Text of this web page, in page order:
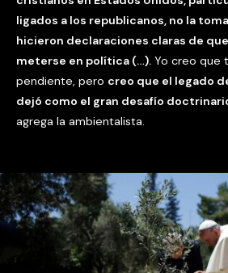
ligados a los republicanos, no la
hicieron declaraciones claras de
meterse en política (…). Yo creo que
pendiente, pero creo que el legado
dejó como el gran desafío
agrega la ambientalista.